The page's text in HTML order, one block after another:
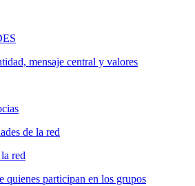
mensaje central y valores
de la red
red
quienes participan en los grupos